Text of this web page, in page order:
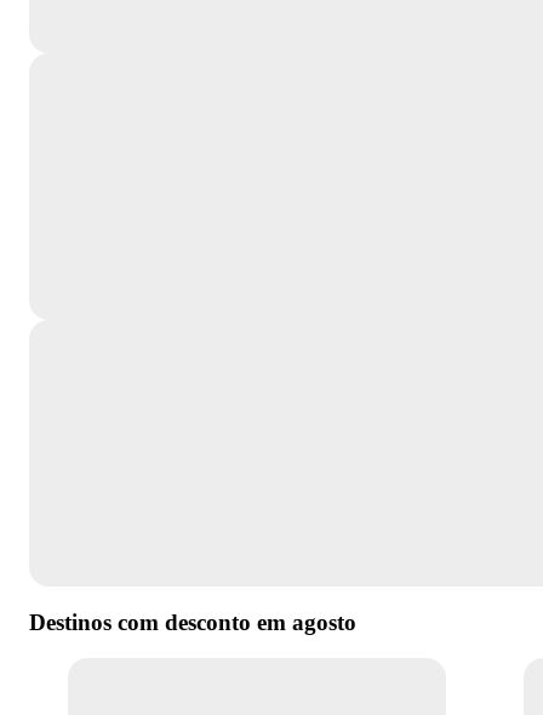
Destinos com desconto em agosto